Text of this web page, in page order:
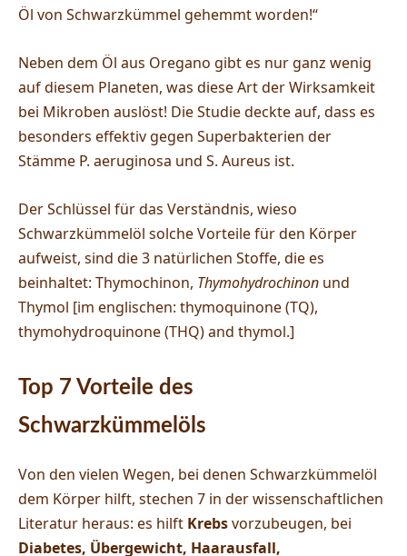
Öl von Schwarzkümmel gehemmt worden!“
Neben dem Öl aus Oregano gibt es nur ganz wenig
auf diesem Planeten, was diese Art der Wirksamkeit
bei Mikroben auslöst! Die Studie deckte auf, dass es
besonders effektiv gegen Superbakterien der
Stämme P. aeruginosa und S. Aureus ist.
Der Schlüssel für das Verständnis, wieso
Schwarzkümmelöl solche Vorteile für den Körper
aufweist, sind die 3 natürlichen Stoffe, die es
beinhaltet: Thymochinon, Thymohydrochinon und
Thymol [im englischen: thymoquinone (TQ),
thymohydroquinone (THQ) and thymol.]
Top 7 Vorteile des
Schwarzkümmelöls
Von den vielen Wegen, bei denen Schwarzkümmelöl
dem Körper hilft, stechen 7 in der wissenschaftlichen
Literatur heraus: es hilft Krebsvorzubeugen, bei
Diabetes, Übergewicht, Haarausfall,